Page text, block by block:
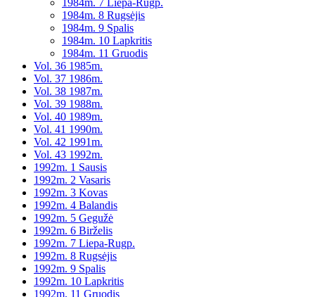
1984m. 7 Liepa-Rugp.
1984m. 8 Rugsėjis
1984m. 9 Spalis
1984m. 10 Lapkritis
1984m. 11 Gruodis
Vol. 36 1985m.
Vol. 37 1986m.
Vol. 38 1987m.
Vol. 39 1988m.
Vol. 40 1989m.
Vol. 41 1990m.
Vol. 42 1991m.
Vol. 43 1992m.
1992m. 1 Sausis
1992m. 2 Vasaris
1992m. 3 Kovas
1992m. 4 Balandis
1992m. 5 Gegužė
1992m. 6 Birželis
1992m. 7 Liepa-Rugp.
1992m. 8 Rugsėjis
1992m. 9 Spalis
1992m. 10 Lapkritis
1992m. 11 Gruodis